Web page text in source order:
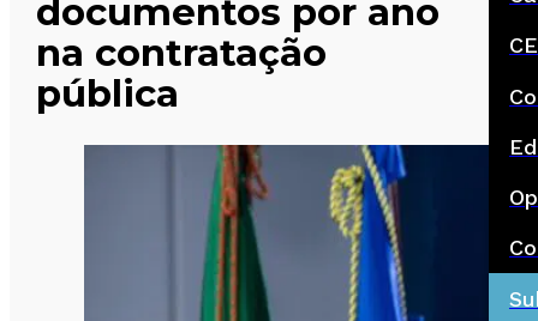
documentos por ano
na contratação
pública